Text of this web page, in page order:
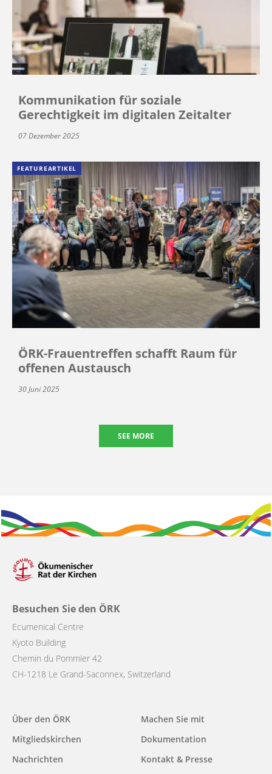
Kommunikation für soziale
Gerechtigkeit im digitalen Zeitalter
07 Dezember 2025
FEATUREARTIKEL
ÖRK-Frauentreffen schafft Raum für
offenen Austausch
30 Juni 2025
SEE MORE
Besuchen Sie den ÖRK
Ecumenical Centre
Kyoto Building
Chemin du Pommier 42
CH-1218 Le Grand-Saconnex, Switzerland
Main
navigation
Über den ÖRK
Mitgliedskirchen
Nachrichten
Machen Sie mit
Dokumentation
Kontakt & Presse